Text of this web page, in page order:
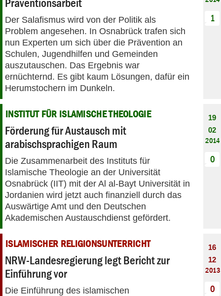
Der Salafismus wird von der Politik als
Problem angesehen. In Osnabrück trafen sich
nun Experten um sich über die Prävention an
Schulen, Jugendhilfen und Gemeinden
auszutauschen. Das Ergebnis war
ernüchternd. Es gibt kaum Lösungen, dafür ein
Herumstochern im Dunkeln.
1
INSTITUT FÜR ISLAMISCHE THEOLOGIE
Förderung für Austausch mit
arabischsprachigen Raum
Die Zusammenarbeit des Instituts für
Islamische Theologie an der Universität
Osnabrück (IIT) mit der Al al-Bayt Universität in
Jordanien wird jetzt auch finanziell durch das
Auswärtige Amt und den Deutschen
Akademischen Austauschdienst gefördert.
19
02
2014
0
ISLAMISCHER RELIGIONSUNTERRICHT
NRW-Landesregierung legt Bericht zur
Einführung vor
Die Einführung des islamischen
16
12
2013
0